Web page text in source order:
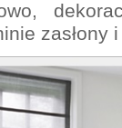
zasłony